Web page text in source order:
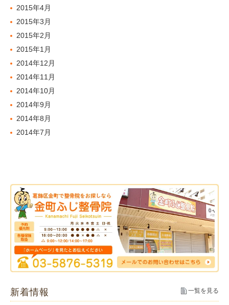
2015年4月
2015年3月
2015年2月
2015年1月
2014年12月
2014年11月
2014年10月
2014年9月
2014年8月
2014年7月
新着情報 一覧を見る